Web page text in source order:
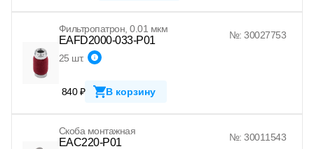
Фильтропатрон, 0.01 мкм
EAFD2000-033-P01 №: 30027753
25 шт.
840 ₽ В корзину
Скоба монтажная
EAC220-P01
№: 30011543